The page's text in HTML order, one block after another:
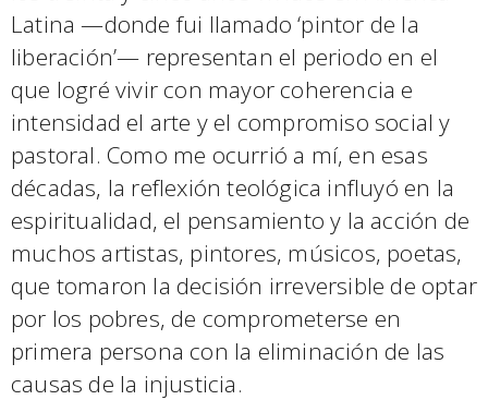
Latina —donde fui llamado ‘pintor de la
liberación’— representan el periodo en el
que logré vivir con mayor coherencia e
intensidad el arte y el compromiso social y
pastoral. Como me ocurrió a mí, en esas
décadas, la reflexión teológica influyó en la
espiritualidad, el pensamiento y la acción de
muchos artistas, pintores, músicos, poetas,
que tomaron la decisión irreversible de optar
por los pobres, de comprometerse en
primera persona con la eliminación de las
causas de la injusticia.